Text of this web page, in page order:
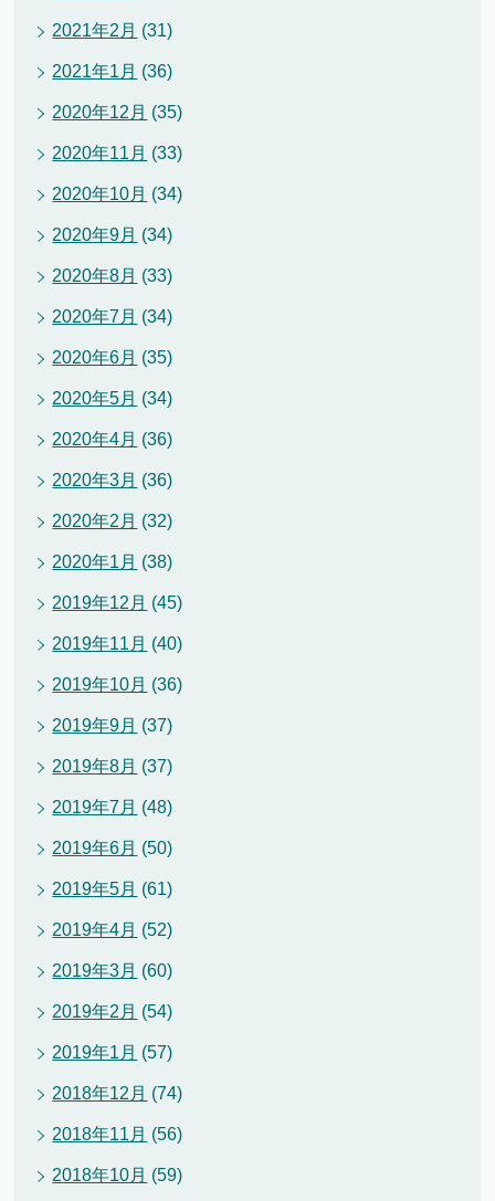
2021年2月 (31)
2021年1月 (36)
2020年12月 (35)
2020年11月 (33)
2020年10月 (34)
2020年9月 (34)
2020年8月 (33)
2020年7月 (34)
2020年6月 (35)
2020年5月 (34)
2020年4月 (36)
2020年3月 (36)
2020年2月 (32)
2020年1月 (38)
2019年12月 (45)
2019年11月 (40)
2019年10月 (36)
2019年9月 (37)
2019年8月 (37)
2019年7月 (48)
2019年6月 (50)
2019年5月 (61)
2019年4月 (52)
2019年3月 (60)
2019年2月 (54)
2019年1月 (57)
2018年12月 (74)
2018年11月 (56)
2018年10月 (59)